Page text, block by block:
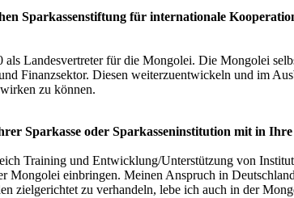
Sparkassenstiftung für internationale
Landesvertreter für die Mongolei. Die Mongolei
Finanzsektor. Diesen weiterzuentwickeln und im
zu können.
Sparkasse oder Sparkasseninstitution mit in
Training und Entwicklung/Unterstützung von
einbringen. Meinen Anspruch in
zielgerichtet zu verhandeln, lebe ich auch in der